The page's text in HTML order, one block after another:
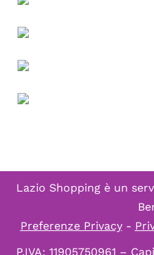
Lazio Shopping è un
Preferenze Privacy-
P.IVA: 11905750961 –